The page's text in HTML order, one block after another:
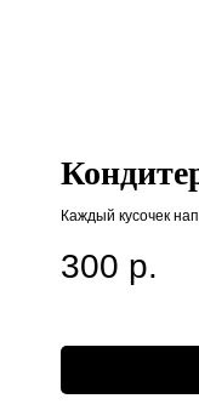
Каждый кусочек
обогащают
300 р.